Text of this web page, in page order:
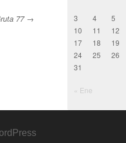
77 →
3
4 5
10
11 12
17
18 19
24
25 26
31
« Ene